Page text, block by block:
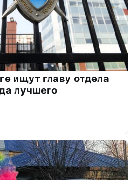
ищут главу отдела
лучшего